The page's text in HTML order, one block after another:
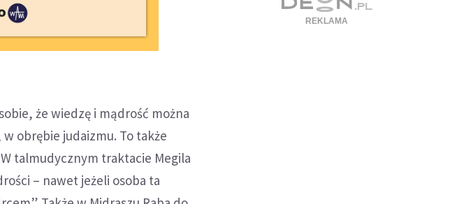
że wiedzę i mądrość można
obrębie judaizmu. To także
talmudycznym traktacie Megila
– nawet jeżeli osoba ta